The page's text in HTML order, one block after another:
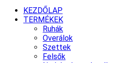
KEZDŐLAP
TERMÉKEK
Ruhák
Overálok
Szettek
Felsők